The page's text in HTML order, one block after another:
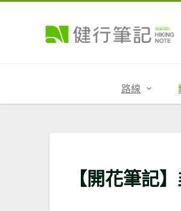
路線
【開花筆記